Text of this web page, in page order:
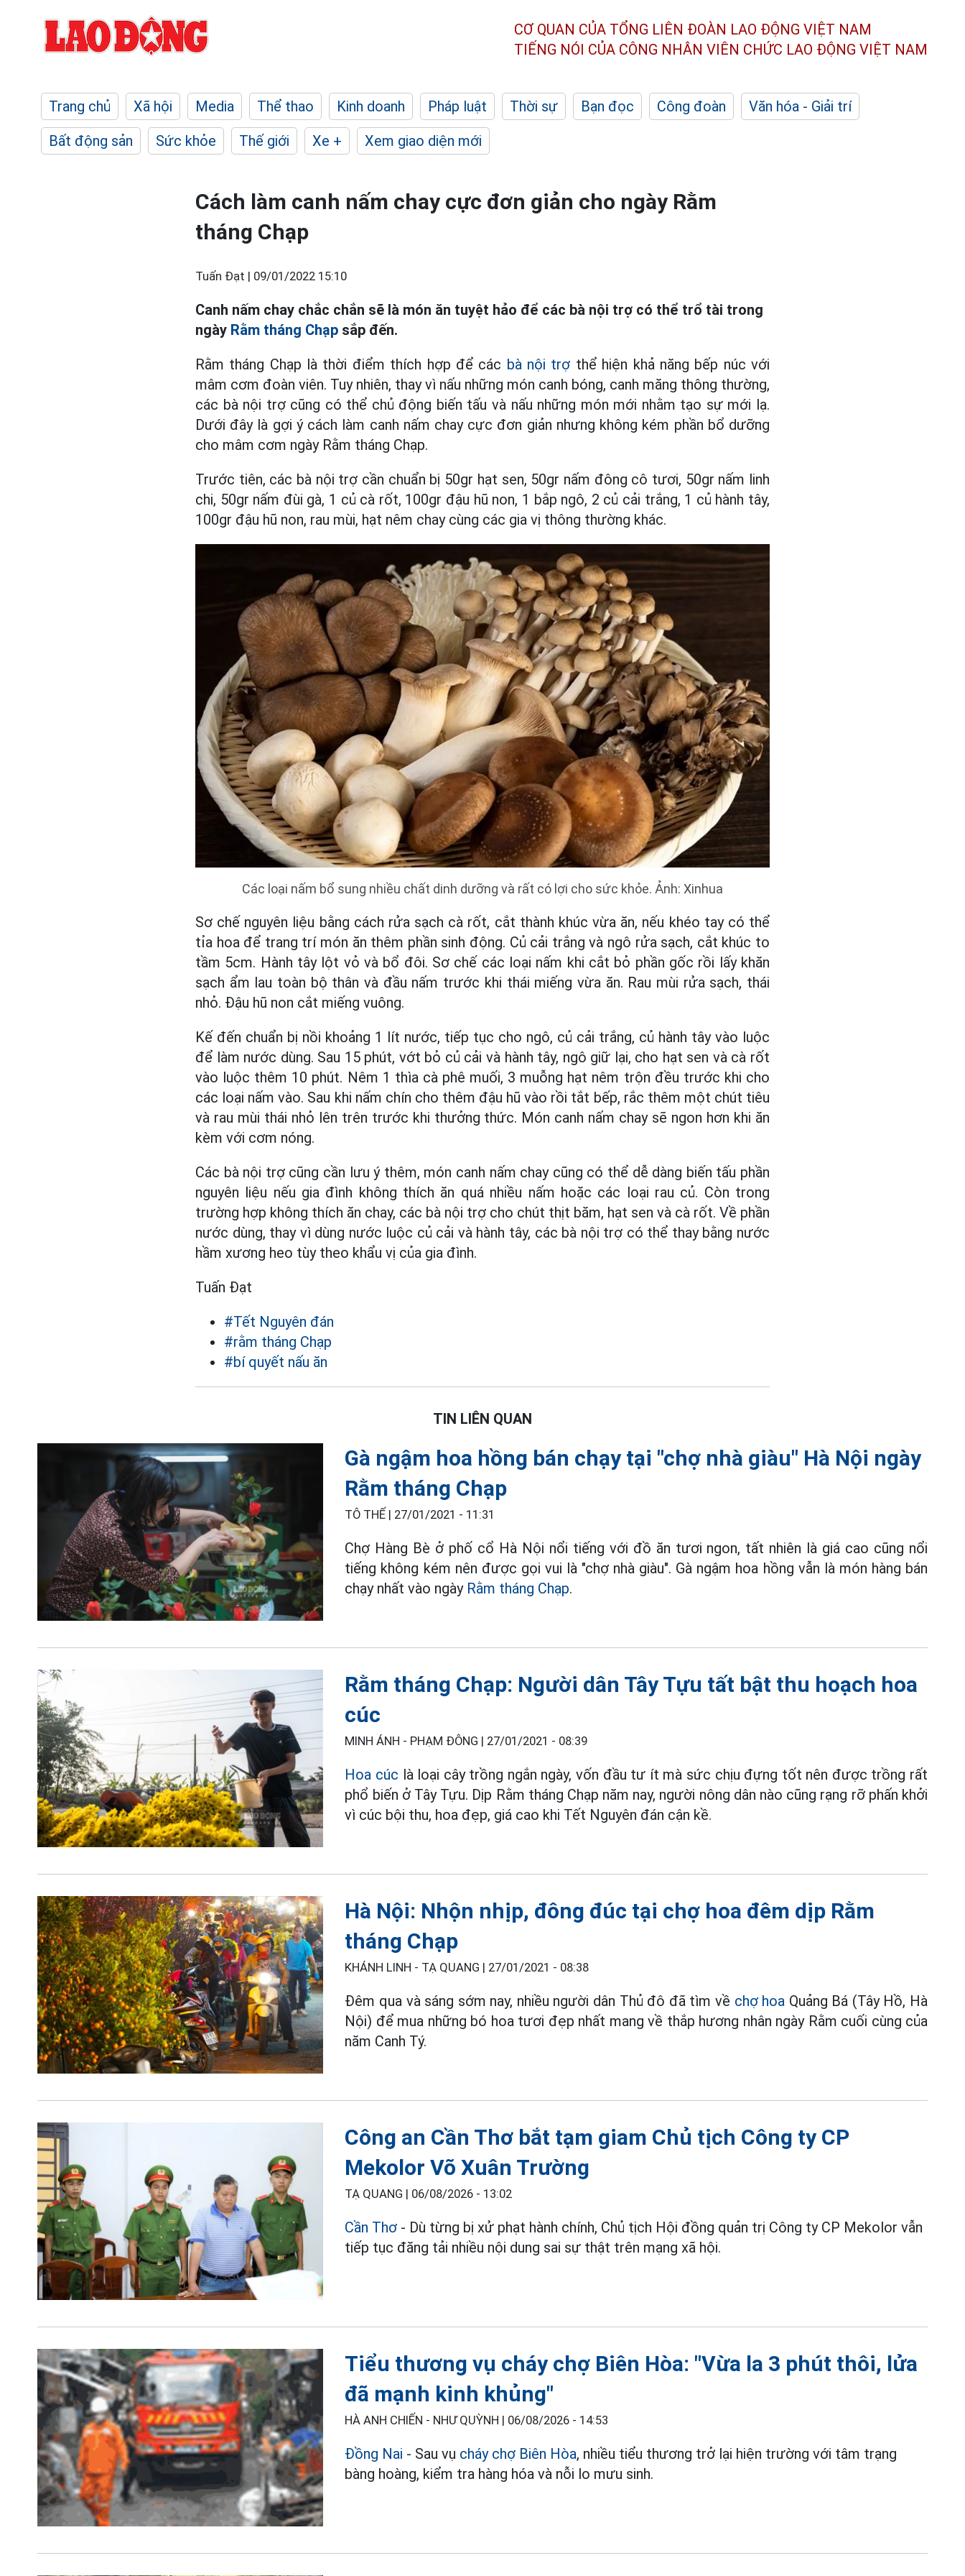
CƠ QUAN CỦA TỔNG LIÊN ĐOÀN LAO ĐỘNG VIỆT NAM
TIẾNG NÓI CỦA CÔNG NHÂN VIÊN CHỨC LAO ĐỘNG VIỆT NAM
Trang chủ Xã hội Media Thể thao Kinh doanh Pháp luật Thời sự Bạn đọc Công đoàn
Văn hóa - Giải trí
Bất động sản
Sức khỏe Thế giới Xe + Xem giao diện mới
Cách làm canh nấm chay cực đơn giản cho ngày Rằm
tháng Chạp
Tuấn Đạt | 09/01/2022 15:10
Canh nấm chay chắc chắn sẽ là món ăn tuyệt hảo để các bà nội trợ có thể trổ tài trong
ngày Rằm tháng Chạp sắp đến.
Rằm tháng Chạp là thời điểm thích hợp để các bà nội trợ thể hiện khả năng bếp núc với
mâm cơm đoàn viên. Tuy nhiên, thay vì nấu những món canh bóng, canh măng thông thường,
các bà nội trợ cũng có thể chủ động biến tấu và nấu những món mới nhằm tạo sự mới lạ.
Dưới đây là gợi ý cách làm canh nấm chay cực đơn giản nhưng không kém phần bổ dưỡng
cho mâm cơm ngày Rằm tháng Chạp.
Trước tiên, các bà nội trợ cần chuẩn bị 50gr hạt sen, 50gr nấm đông cô tươi, 50gr nấm linh
chi, 50gr nấm đùi gà, 1 củ cà rốt, 100gr đậu hũ non, 1 bắp ngô, 2 củ cải trắng, 1 củ hành tây,
100gr đậu hũ non, rau mùi, hạt nêm chay cùng các gia vị thông thường khác.
Các loại nấm bổ sung nhiều chất dinh dưỡng và rất có lợi cho sức khỏe. Ảnh: Xinhua
Sơ chế nguyên liệu bằng cách rửa sạch cà rốt, cắt thành khúc vừa ăn, nếu khéo tay có thể
tỉa hoa để trang trí món ăn thêm phần sinh động. Củ cải trắng và ngô rửa sạch, cắt khúc to
tầm 5cm. Hành tây lột vỏ và bổ đôi. Sơ chế các loại nấm khi cắt bỏ phần gốc rồi lấy khăn
sạch ẩm lau toàn bộ thân và đầu nấm trước khi thái miếng vừa ăn. Rau mùi rửa sạch, thái
nhỏ. Đậu hũ non cắt miếng vuông.
Kế đến chuẩn bị nồi khoảng 1 lít nước, tiếp tục cho ngô, củ cải trắng, củ hành tây vào luộc
để làm nước dùng. Sau 15 phút, vớt bỏ củ cải và hành tây, ngô giữ lại, cho hạt sen và cà rốt
vào luộc thêm 10 phút. Nêm 1 thìa cà phê muối, 3 muỗng hạt nêm trộn đều trước khi cho
các loại nấm vào. Sau khi nấm chín cho thêm đậu hũ vào rồi tắt bếp, rắc thêm một chút tiêu
và rau mùi thái nhỏ lên trên trước khi thưởng thức. Món canh nấm chay sẽ ngon hơn khi ăn
kèm với cơm nóng.
Các bà nội trợ cũng cần lưu ý thêm, món canh nấm chay cũng có thể dễ dàng biến tấu phần
nguyên liệu nếu gia đình không thích ăn quá nhiều nấm hoặc các loại rau củ. Còn trong
trường hợp không thích ăn chay, các bà nội trợ cho chút thịt băm, hạt sen và cà rốt. Về phần
nước dùng, thay vì dùng nước luộc củ cải và hành tây, các bà nội trợ có thể thay bằng nước
hầm xương heo tùy theo khẩu vị của gia đình.
Tuấn Đạt
#Tết Nguyên đán
#rằm tháng Chạp
#bí quyết nấu ăn
TIN LIÊN QUAN
Gà ngậm hoa hồng bán chạy tại "chợ nhà giàu" Hà Nội ngày
Rằm tháng Chạp
TÔ THẾ | 27/01/2021 - 11:31
Chợ Hàng Bè ở phố cổ Hà Nội nổi tiếng với đồ ăn tươi ngon, tất nhiên là giá cao cũng nổi
tiếng không kém nên được gọi vui là "chợ nhà giàu". Gà ngậm hoa hồng vẫn là món hàng bán
chạy nhất vào ngày Rằm tháng Chạp.
Rằm tháng Chạp: Người dân Tây Tựu tất bật thu hoạch hoa
cúc
MINH ÁNH - PHẠM ĐÔNG | 27/01/2021 - 08:39
Hoa cúc là loại cây trồng ngắn ngày, vốn đầu tư ít mà sức chịu đựng tốt nên được trồng rất
phổ biến ở Tây Tựu. Dịp Rằm tháng Chạp năm nay, người nông dân nào cũng rạng rỡ phấn khởi
vì cúc bội thu, hoa đẹp, giá cao khi Tết Nguyên đán cận kề.
Hà Nội: Nhộn nhịp, đông đúc tại chợ hoa đêm dịp Rằm
tháng Chạp
KHÁNH LINH - TẠ QUANG | 27/01/2021 - 08:38
Đêm qua và sáng sớm nay, nhiều người dân Thủ đô đã tìm về chợ hoa Quảng Bá (Tây Hồ, Hà
Nội) để mua những bó hoa tươi đẹp nhất mang về thắp hương nhân ngày Rằm cuối cùng của
năm Canh Tý.
Công an Cần Thơ bắt tạm giam Chủ tịch Công ty CP
Mekolor Võ Xuân Trường
TẠ QUANG | 06/08/2026 - 13:02
Cần Thơ - Dù từng bị xử phạt hành chính, Chủ tịch Hội đồng quản trị Công ty CP Mekolor vẫn
tiếp tục đăng tải nhiều nội dung sai sự thật trên mạng xã hội.
Tiểu thương vụ cháy chợ Biên Hòa: "Vừa la 3 phút thôi, lửa
đã mạnh kinh khủng"
HÀ ANH CHIẾN - NHƯ QUỲNH | 06/08/2026 - 14:53
Đồng Nai - Sau vụ cháy chợ Biên Hòa, nhiều tiểu thương trở lại hiện trường với tâm trạng
bàng hoàng, kiểm tra hàng hóa và nỗi lo mưu sinh.